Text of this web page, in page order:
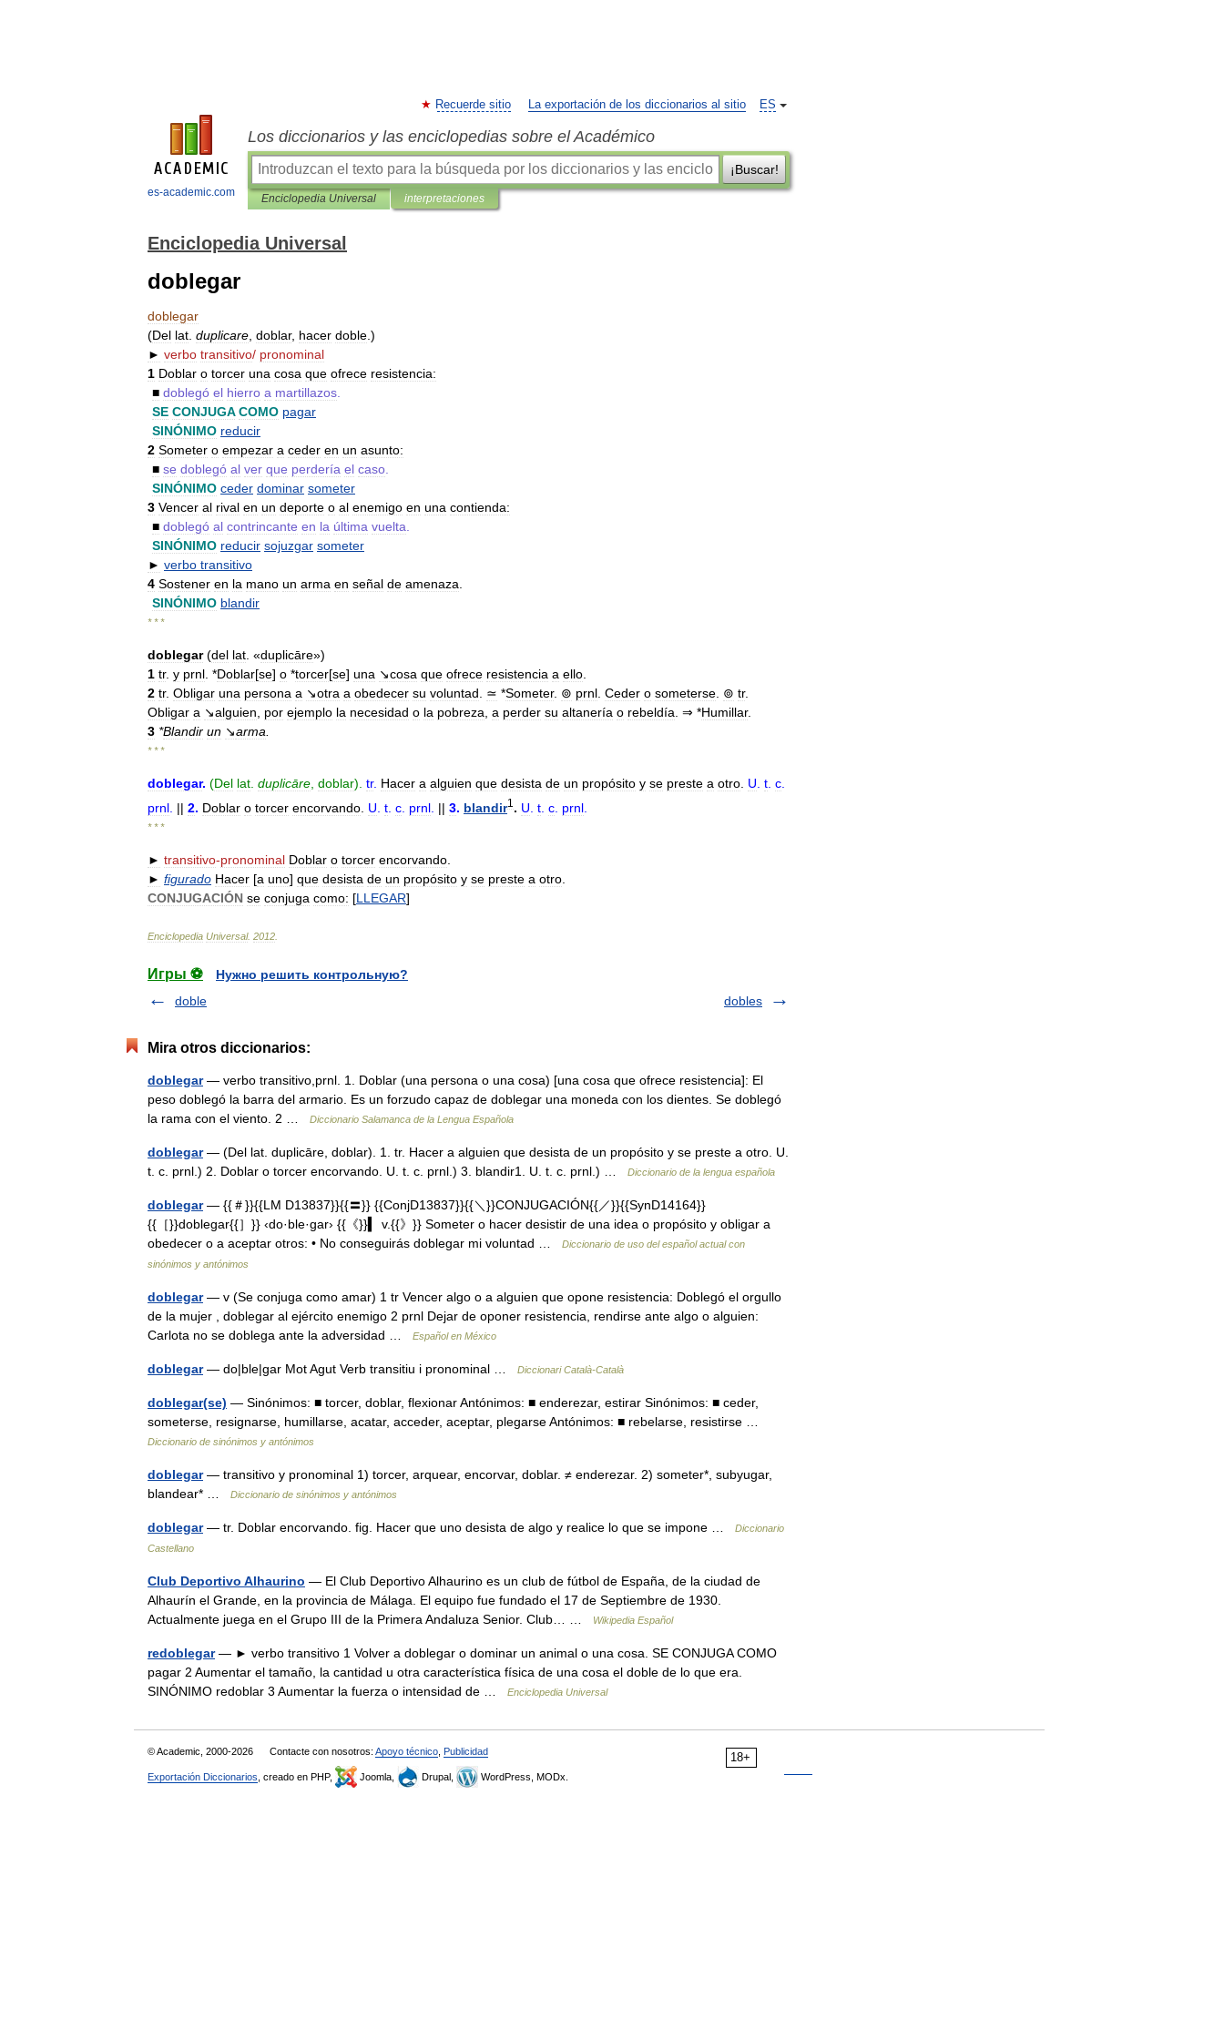
es-academic.com
ES
Recuerde sitio La exportación de los diccionarios al sitio
Los diccionarios y las enciclopedias sobre el Académico
¡Buscar!
Enciclopedia Universal interpretaciones
Enciclopedia Universal
doblegar
doblegar
(Del lat duplicare doblar, hacer doble .)
► verbo transitivo/ pronominal
1 Doblar o torcer una cosa que ofrece resistencia:
■ doblegó el hierro a martillazos
SE CONJUGA COMO pagar
SINÓNIMO reducir
2 Someter o empezar a ceder en un asunto:
■ se doblegó al ver que perdería el caso
SINÓNIMO ceder dominar someter
3 Vencer al rival en un deporte o al enemigo en una contienda:
■ doblegó al contrincante en la última vuelta
SINÓNIMO reducir sojuzgar someter
► verbo transitivo
4 Sostener en la mano un arma en señal de amenaza
SINÓNIMO blandir
* * *
doblegar (del lat . «duplicāre»)
1 tr. y prnl . *Doblar[se] o *torcer[se] una ↘cosa que ofrece resistencia a ello
2 tr. Obligar una persona a ↘otra a obedecer su voluntad ≃ *Someter. ⊚ prnl Ceder o someterse ⊚ tr.
Obligar a ↘alguien por ejemplo la necesidad o la pobreza a perder su altanería o rebeldía . ⇒ *Humillar.
3 *Blandir un ↘arma
* * *
doblegar. (Del lat duplicāre doblar). tr. Hacer a alguien que desista de un propósito y se preste a otro U t c
prnl || 2. Doblar o torcer encorvando U t c prnl || 3. blandir1 . U t c prnl
* * *
► transitivo-pronominal Doblar o torcer encorvando
► figurado Hacer [a uno] que desista de un propósito y se preste a otro
CONJUGACIÓN se conjuga como: [LLEGAR]
Enciclopedia Universal. 2012
Игры ⚽
Нужно решить контрольную?
doble
dobles
Mira otros diccionarios:
doblegar— verbo transitivo,prnl. 1. Doblar (una persona o una cosa) [una cosa que ofrece resistencia]: El
peso doblegó la barra del armario. Es un forzudo capaz de doblegar una moneda con los dientes. Se doblegó
la rama con el viento. 2 …
Diccionario Salamanca de la Lengua Española
doblegar— (Del lat. duplicāre, doblar). 1. tr. Hacer a alguien que desista de un propósito y se preste a otro. U.
t. c. prnl.) 2. Doblar o torcer encorvando. U. t. c. prnl.) 3. blandir1. U. t. c. prnl.) …
Diccionario de la lengua española
doblegar— {{＃}}{{LM D13837}}{{〓}} {{ConjD13837}}{{＼}}CONJUGACIÓN{{／}}{{SynD14164}}
{{［}}doblegar{{］}} ‹do·ble·gar› {{《}}▍ v.{{》}} Someter o hacer desistir de una idea o propósito y obligar a
obedecer o a aceptar otros: • No conseguirás doblegar mi voluntad …
Diccionario de uso del español actual con
sinónimos y antónimos
doblegar— v (Se conjuga como amar) 1 tr Vencer algo o a alguien que opone resistencia: Doblegó el orgullo
de la mujer , doblegar al ejército enemigo 2 prnl Dejar de oponer resistencia, rendirse ante algo o alguien:
Carlota no se doblega ante la adversidad …
Español en México
doblegar— do|ble|gar Mot Agut Verb transitiu i pronominal … Diccionari Català-Català
doblegar(se) — Sinónimos: ■ torcer, doblar, flexionar Antónimos: ■ enderezar, estirar Sinónimos: ■ ceder,
someterse, resignarse, humillarse, acatar, acceder, aceptar, plegarse Antónimos: ■ rebelarse, resistirse …
Diccionario de sinónimos y antónimos
doblegar— transitivo y pronominal 1) torcer, arquear, encorvar, doblar. ≠ enderezar. 2) someter*, subyugar,
blandear* …
Diccionario de sinónimos y antónimos
doblegar— tr. Doblar encorvando. fig. Hacer que uno desista de algo y realice lo que se impone …
Diccionario
Castellano
Club Deportivo Alhaurino — El Club Deportivo Alhaurino es un club de fútbol de España, de la ciudad de
Alhaurín el Grande, en la provincia de Málaga. El equipo fue fundado el 17 de Septiembre de 1930.
Actualmente juega en el Grupo III de la Primera Andaluza Senior. Club… …
Wikipedia Español
redoblegar— ► verbo transitivo 1 Volver a doblegar o dominar un animal o una cosa. SE CONJUGA COMO
pagar 2 Aumentar el tamaño, la cantidad u otra característica física de una cosa el doble de lo que era.
SINÓNIMO redoblar 3 Aumentar la fuerza o intensidad de …
Enciclopedia Universal
18+
© Academic, 2000-2026 Contacte con nosotros: Apoyo técnico Publicidad
Exportación Diccionarios , creado en PHP, Joomla, Drupal, WordPress, MODx.